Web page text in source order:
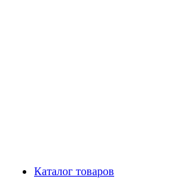
Каталог товаров